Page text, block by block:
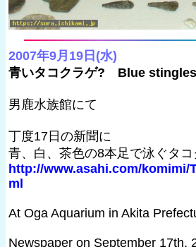
2007年9月19日(水)
青いタコクラゲ? Blue
男鹿水族館にて
丁度17日の新聞に
青、白、茶色の8本足で泳ぐタ
http://www.asahi.com/komimi/
ml
At Oga Aquarium in Akita
Newspaper on September 17th,